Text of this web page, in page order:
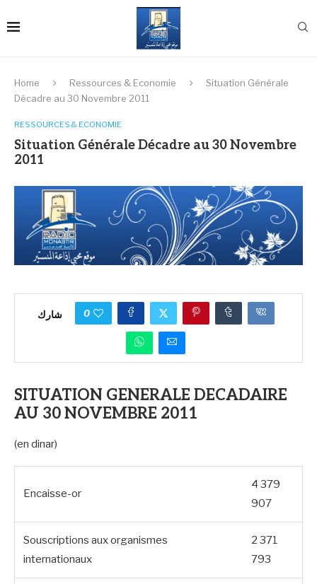
Home Ressources & Economie
Situation Générale
Décadre au 30 Novembre 2011
RESSOURCES & ECONOMIE
Situation Générale Décadre au 30 Novembre
2011
شارك 0
SITUATION GENERALE DECADAIRE
AU 30 NOVEMBRE 2011
(en dinar)
Encaisse-or
4 379
907
Souscriptions aux organismes
internationaux
2 371
793